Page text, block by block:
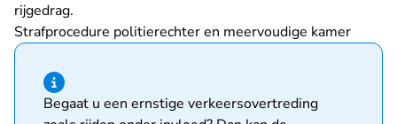
rijgedrag.
Strafprocedure politierechter en meervoudige kamer
Hint van type informatie
Begaat u een ernstige verkeersovertreding